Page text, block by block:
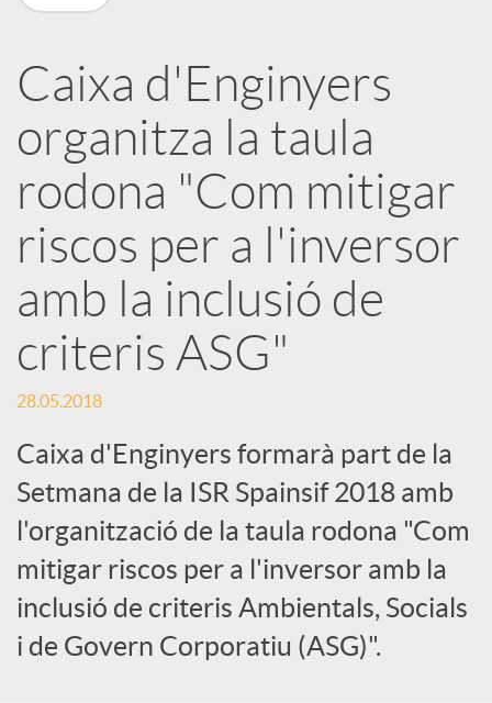
a
r
x
e
s
S
o
c
i
a
Caixa d'Enginyers
organitza la taula
rodona "Com mitigar
riscos per a l'inversor
amb la inclusió de
criteris ASG"
28.05.2018
Caixa d'Enginyers formarà part de la
Setmana de la ISR Spainsif 2018 amb
l'organització de la taula rodona "Com
mitigar riscos per a l'inversor amb la
inclusió de criteris Ambientals, Socials
i de Govern Corporatiu (ASG)".